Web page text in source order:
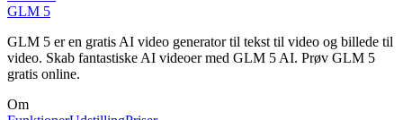
GLM 5
GLM 5 er en gratis AI video generator til tekst til video og billede til
video. Skab fantastiske AI videoer med GLM 5 AI. Prøv GLM 5
gratis online.
Om